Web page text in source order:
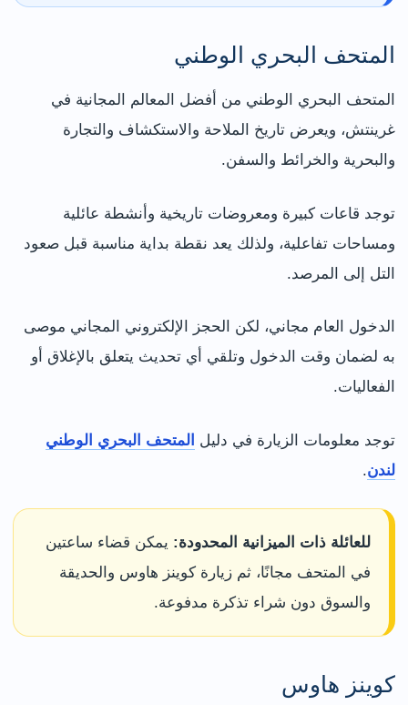
المتحف البحري الوطني
المتحف البحري الوطني من أفضل المعالم المجانية في
غرينتش، ويعرض تاريخ الملاحة والاستكشاف والتجارة
والبحرية والخرائط والسفن.
توجد قاعات كبيرة ومعروضات تاريخية وأنشطة عائلية
ومساحات تفاعلية، ولذلك يعد نقطة بداية مناسبة قبل صعود
التل إلى المرصد.
الدخول العام مجاني، لكن الحجز الإلكتروني المجاني موصى
به لضمان وقت الدخول وتلقي أي تحديث يتعلق بالإغلاق أو
الفعاليات.
توجد معلومات الزيارة في دليل المتحف البحري الوطني
لندن.
للعائلة ذات الميزانية المحدودة: يمكن قضاء ساعتين
في المتحف مجانًا، ثم زيارة كوينز هاوس والحديقة
والسوق دون شراء تذكرة مدفوعة.
كوينز هاوس